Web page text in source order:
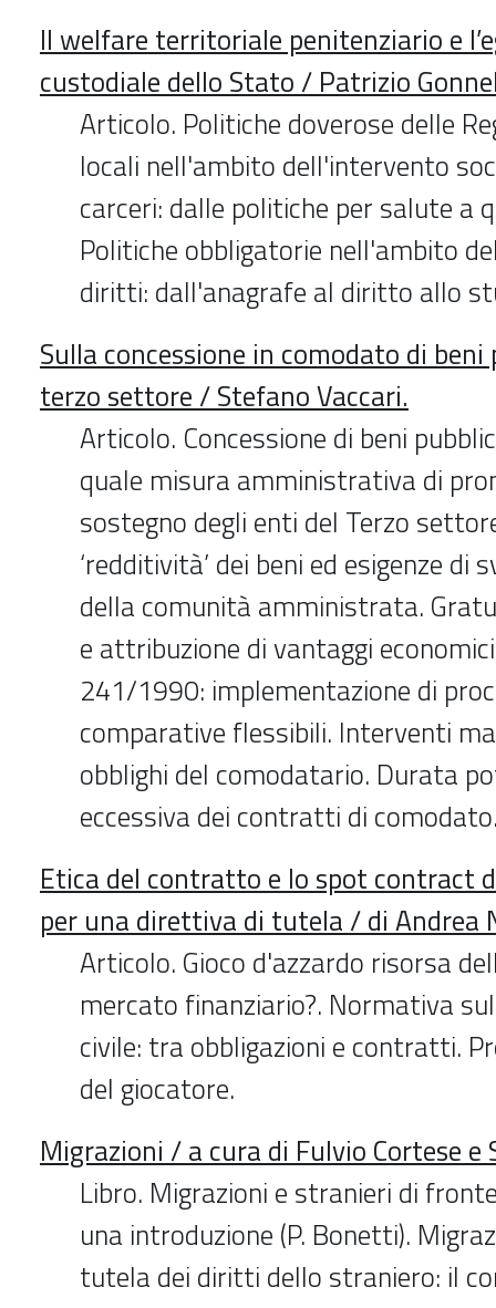
Il welfare territoriale penitenziario e
custodiale dello Stato / Patrizio
Articolo. Politiche doverose delle
locali nell'ambito dell'intervento
carceri: dalle politiche per salute a
Politiche obbligatorie nell'ambito
diritti: dall'anagrafe al diritto allo
Sulla concessione in comodato di
terzo settore / Stefano Vaccari.
Articolo. Concessione di beni
quale misura amministrativa di
sostegno degli enti del Terzo
‘redditività’ dei beni ed esigenze di
della comunità amministrata.
e attribuzione di vantaggi
241/1990: implementazione di
comparative flessibili. Interventi
obblighi del comodatario. Durata
eccessiva dei contratti di
Etica del contratto e lo spot contract
per una direttiva di tutela / di Andrea
Articolo. Gioco d'azzardo risorsa
mercato finanziario?. Normativa
civile: tra obbligazioni e contratti.
del giocatore.
Migrazioni / a cura di Fulvio Cortese e
Libro. Migrazioni e stranieri di
una introduzione (P. Bonetti).
tutela dei diritti dello straniero: il